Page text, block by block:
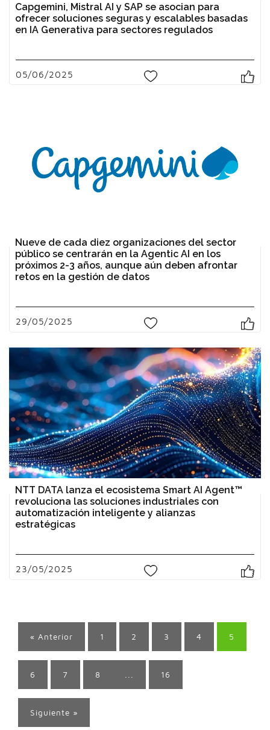
Capgemini, Mistral AI y SAP se asocian para
ofrecer soluciones seguras y escalables basadas
en IA Generativa para sectores regulados
05/06/2025
Nueve de cada diez organizaciones del sector
público se centrarán en la Agentic AI en los
próximos 2-3 años, aunque aún deben afrontar
retos en la gestión de datos
29/05/2025
NTT DATA lanza el ecosistema Smart AI Agent™
revoluciona las soluciones industriales con
automatización inteligente y alianzas
estratégicas
23/05/2025
« Anterior 1 2 3 4 5
6 7 8 16
Siguiente »